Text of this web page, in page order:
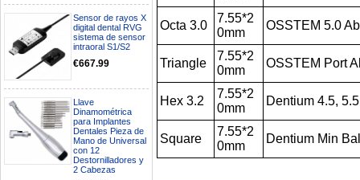
Sensor de rayos X
digital dental RVG
sistema de sensor
intraoral S1/S2
€667.99
Llave
Dinamométrica
para Implantes
Dentales Pieza de
Mano de Universal
con 12
Destornilladores y
2 Cabezas
Boa noite gostaria de saber se
seria possível entrega em
Portugal e quanto tempo no
máximo demoraria pra a morada
av Francisco Sá Carneiro n40
Octa 3.0
7.55*2
0mm
OSSTEM 5.0
Triangle
7.55*2
0mm
OSSTEM Port
Hex 3.2
7.55*2
0mm
Dentium 4.5,
Square
7.55*2
0mm
Dentium Min